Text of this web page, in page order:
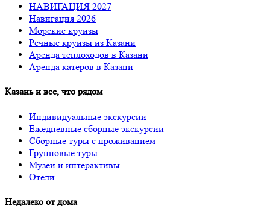
НАВИГАЦИЯ 2027
Навигация 2026
Морские круизы
Речные круизы из Казани
Аренда теплоходов в Казани
Аренда катеров в Казани
Казань и все, что рядом
Индивидуальные экскурсии
Ежедневные сборные экскурсии
Сборные туры с проживанием
Групповые туры
Музеи и интерактивы
Отели
Недалеко от дома